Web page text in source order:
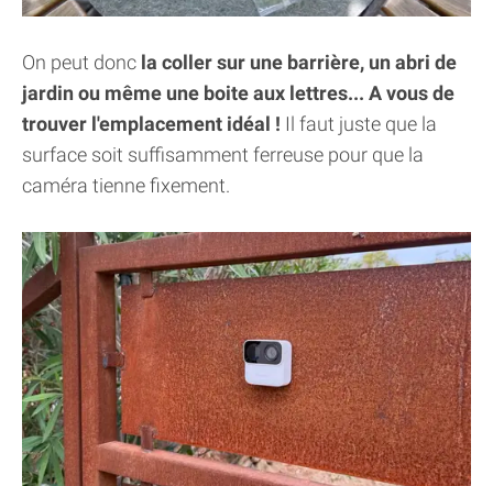
On peut donc la coller sur une barrière, un abri de
jardin ou même une boite aux lettres... A vous de
trouver l'emplacement idéal ! Il faut juste que la
surface soit suffisamment ferreuse pour que la
caméra tienne fixement.